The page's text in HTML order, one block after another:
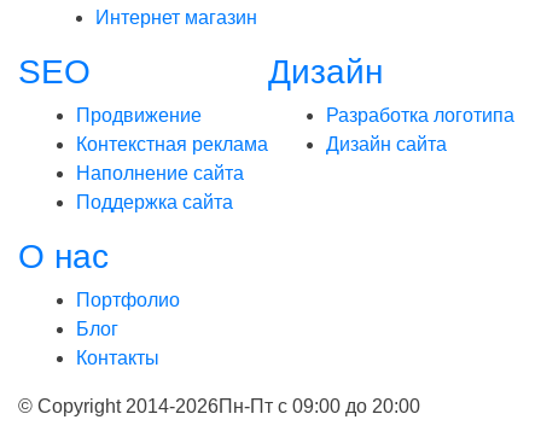
Интернет магазин
SEO
Продвижение
Контекстная реклама
Наполнение сайта
Поддержка сайта
Дизайн
Разработка логотипа
Дизайн сайта
О нас
Портфолио
Блог
Контакты
© Copyright 2014-2026Пн-Пт с 09:00 до 20:00